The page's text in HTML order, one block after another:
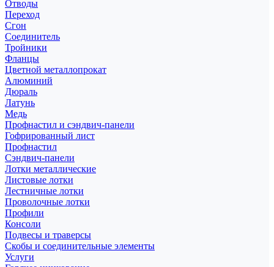
Отводы
Переход
Сгон
Соединитель
Тройники
Фланцы
Цветной металлопрокат
Алюминий
Дюраль
Латунь
Медь
Профнастил и сэндвич-панели
Гофрированный лист
Профнастил
Сэндвич-панели
Лотки металлические
Листовые лотки
Лестничные лотки
Проволочные лотки
Профили
Консоли
Подвесы и траверсы
Скобы и соединительные элементы
Услуги